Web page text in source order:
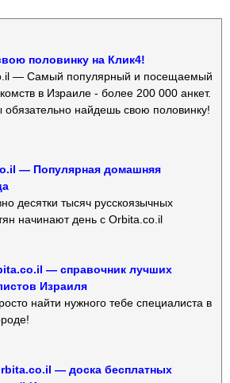
половинку на Клик4!
— Самый популярный и посещаемый
в Израиле - более 200 000 анкет.
обязательно найдешь свою половинку!
— Популярная домашняя
десятки тысяч русскоязычных
начинают день с Orbita.co.il
— справочник лучших
Израиля
найти нужного тебе специалиста в
— доска бесплатных